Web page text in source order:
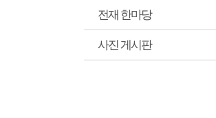
전재 한마당
사진 게시판